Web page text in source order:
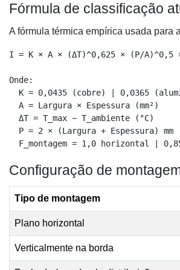
Fórmula de classificação
A fórmula térmica empírica usada para
I = K × A × (ΔT)^0,625 × (P/A)^0,5 ×
Onde:
K = 0,0435 (cobre) | 0,0365
  A = Largura × Espessura (mm²)
  ΔT = T_max − T_ambiente (°C)
  P = 2 × (Largura + Espessura) mm
F_montagem = 1,0 horizontal |
Configuração de
Tipo de montagem
Plano horizontal
Verticalmente na borda